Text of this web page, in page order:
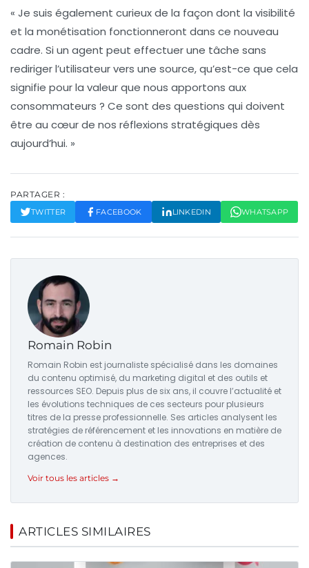
« Je suis également curieux de la façon dont la visibilité
et la monétisation fonctionneront dans ce nouveau
cadre. Si un agent peut effectuer une tâche sans
rediriger l’utilisateur vers une source, qu’est-ce que cela
signifie pour la valeur que nous apportons aux
consommateurs ? Ce sont des questions qui doivent
être au cœur de nos réflexions stratégiques dès
aujourd’hui. »
PARTAGER :
TWITTER FACEBOOK LINKEDIN WHATSAPP
Romain Robin
Romain Robin est journaliste spécialisé dans les domaines
du contenu optimisé, du marketing digital et des outils et
ressources SEO. Depuis plus de six ans, il couvre l’actualité et
les évolutions techniques de ces secteurs pour plusieurs
titres de la presse professionnelle. Ses articles analysent les
stratégies de référencement et les innovations en matière de
création de contenu à destination des entreprises et des
agences.
Voir tous les articles →
ARTICLES SIMILAIRES